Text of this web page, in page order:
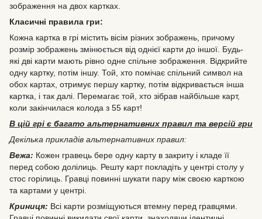
зображення на двох картках.
Класичні правила гри:
Кожна картка в грі містить вісім різних зображень, причому
розмір зображень змінюється від однієї карти до іншої. Будь-
які дві карти мають рівно одне спільне зображення. Відкрийте
одну картку, потім іншу. Той, хто помічає спільний символ на
обох картах, отримує першу картку, потім відкривається інша
картка, і так далі. Перемагає той, хто зібрав найбільше карт,
коли закінчилася колода з 55 карт!
В цій грі є багато альтернативних правил та версій гри
Декілька прикладів альтернативних правил:
Вежа: Кожен гравець бере одну карту в закриту і кладе її
перед собою долілиць. Решту карт покладіть у центрі столу у
стос горілиць. Гравці повинні шукати пару між своєю карткою
та картами у центрі.
Криниця: Всі карти розміщуються втемну перед гравцями.